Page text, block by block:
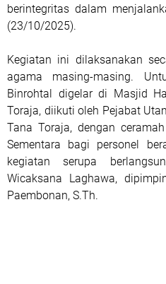
berintegritas dalam
(23/10/2025).
Kegiatan ini dilaksanakan
agama masing-masing.
Binrohtal digelar di Masjid
Toraja, diikuti oleh Pejabat
Tana Toraja, dengan
Sementara bagi personel
kegiatan serupa
Wicaksana Laghawa,
Paembonan, S.Th.